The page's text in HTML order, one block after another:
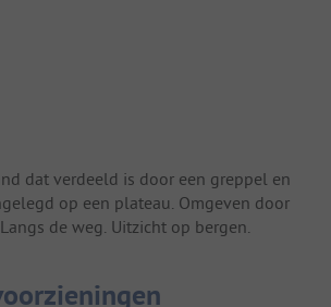
dat verdeeld is door een greppel en
op een plateau. Omgeven door
de weg. Uitzicht op bergen.